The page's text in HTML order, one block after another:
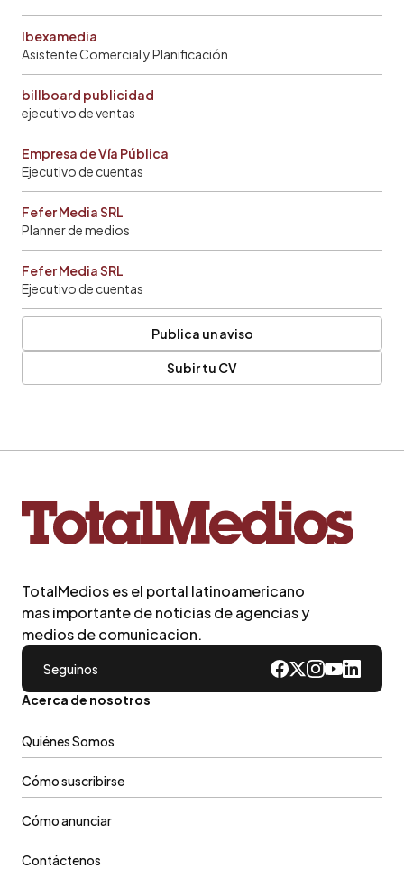
Ibexamedia
Asistente Comercial y Planificación
billboard publicidad
ejecutivo de ventas
Empresa de Vía Pública
Ejecutivo de cuentas
Fefer Media SRL
Planner de medios
Fefer Media SRL
Ejecutivo de cuentas
Publica un aviso
Subir tu CV
TotalMedios es el portal latinoamericano
mas importante de noticias de agencias y
medios de comunicacion.
Seguinos
Acerca de nosotros
Quiénes Somos
Cómo suscribirse
Cómo anunciar
Contáctenos